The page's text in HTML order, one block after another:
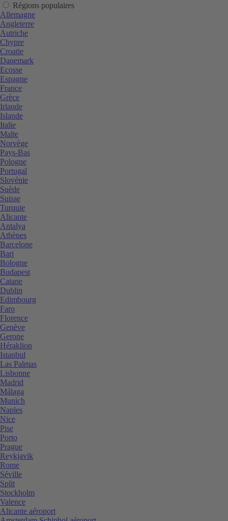
Régions populaires
Allemagne
Angleterre
Autriche
Chypre
Croatie
Danemark
Ecosse
Espagne
France
Grèce
Irlande
Islande
Italie
Malte
Norvège
Pays-Bas
Pologne
Portugal
Slovénie
Suède
Suisse
Turquie
Alicante
Antalya
Athènes
Barcelone
Bari
Bologne
Budapest
Catane
Dublin
Edimbourg
Faro
Florence
Genève
Gerone
Héraklion
Istanbul
Las Palmas
Lisbonne
Madrid
Málaga
Munich
Naples
Nice
Pise
Porto
Prague
Reykjavik
Rome
Séville
Split
Stockholm
Valence
Alicante aéroport